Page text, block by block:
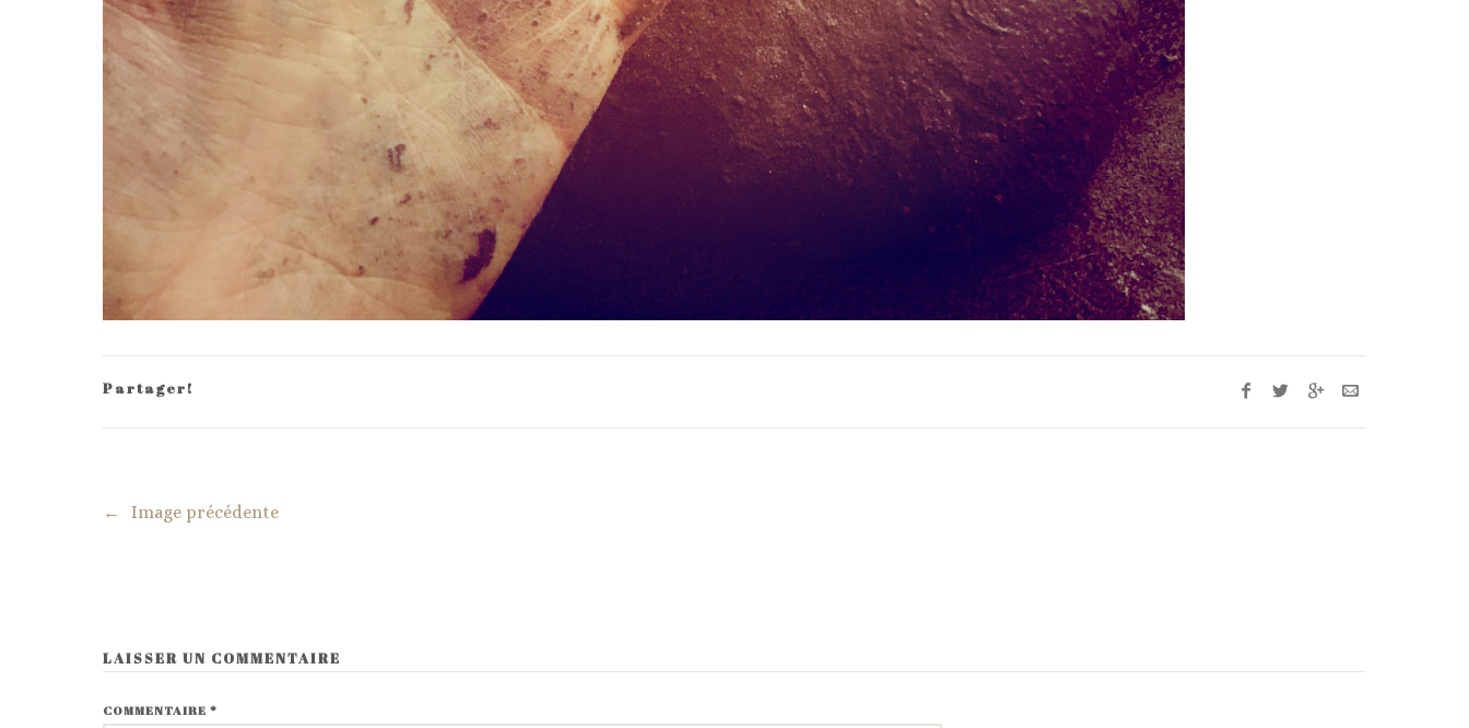
Partager!
← Image précédente
LAISSER UN COMMENTAIRE
COMMENTAIRE*